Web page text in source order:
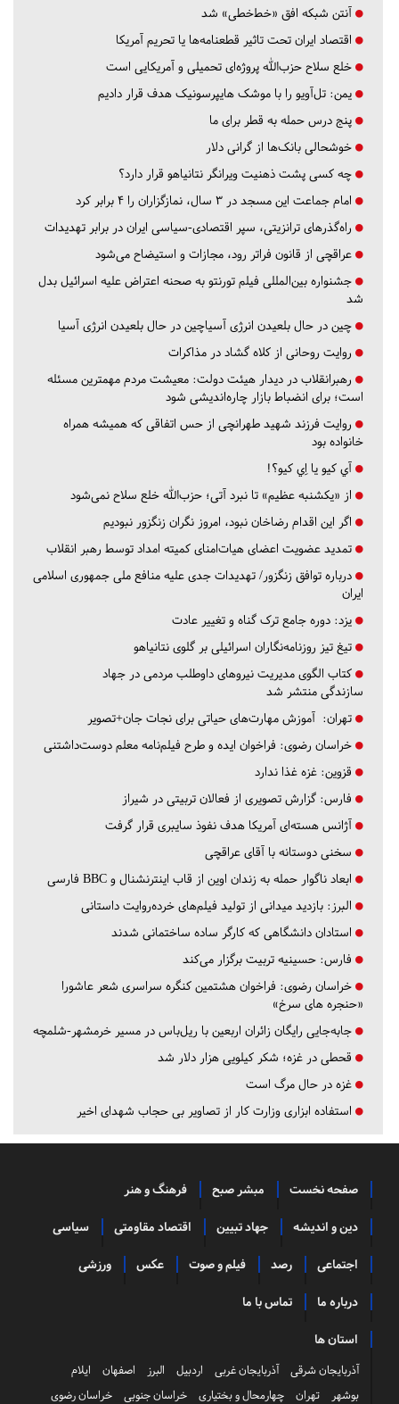
آنتن شبکه افق «خط‌خطی» شد
اقتصاد ایران تحت تاثیر قطعنامه‌ها یا تحریم‌ آمریکا
خلع سلاح حزب‌الله پروژه‌ای تحمیلی و آمریکایی است
یمن: تل‌آویو را با موشک هایپرسونیک هدف قرار دادیم
پنج درس‌ حمله به قطر برای ما
خوشحالی بانک‌ها از گرانی دلار
چه کسی پشت ذهنیت ویرانگر نتانیاهو قرار دارد؟
امام جماعت این مسجد در ۳ سال، نمازگزاران را ۴ برابر کرد
راه‌گذرهای ترانزیتی، سپر اقتصادی-سیاسی ایران در برابر تهدیدات
عراقچی از قانون فراتر رود، مجازات و استیضاح می‌شود
جشنواره بین‌المللی فیلم تورنتو به صحنه اعتراض علیه اسرائیل بدل
شد
چین در حال بلعیدن انرژی آسیاچین در حال بلعیدن انرژی آسیا
روایت روحانی از کلاه گشاد در مذاکرات
رهبرانقلاب در دیدار هیئت دولت: معیشت مردم مهمترین مسئله
است؛ برای انضباط بازار چاره‌اندیشی شود
روایت فرزند شهید طهرانچی از حس اتفاقی که همیشه همراه
خانواده بود
آي كيو يا اِي كيو؟!
از «یکشنبه عظیم» تا نبرد آتی؛ حزب‌الله خلع سلاح نمی‌شود
اگر این اقدام رضاخان نبود، امروز نگران زنگزور نبودیم
تمدید عضویت اعضای هیات‌امنای کمیته امداد توسط رهبر انقلاب
درباره توافق زنگزور/ تهدیدات جدی علیه منافع ملی جمهوری اسلامی
ایران
یزد: دوره جامع ترک گناه و تغییر عادت
تیغ تیز روزنامه‌نگاران اسرائیلی بر گلوی نتانیاهو
کتاب الگوی مدیریت نیروهای داوطلب مردمی در جهاد
سازندگی منتشر شد
تهران: آموزش مهارت‌های حیاتی برای نجات جان+تصویر
خراسان رضوی: فراخوان ایده و طرح فیلم‌نامه معلم دوست‌داشتنی
قزوین: غزه غذا ندارد
فارس: گزارش تصویری از فعالان تربیتی در شیراز
آژانس هسته‌ای آمریکا هدف نفوذ سایبری قرار گرفت
سخنی دوستانه با آقای عراقچی
ابعاد ناگوار حمله به زندان اوین از قاب اینترنشنال و BBC فارسی
البرز: بازدید میدانی از تولید فیلم‌های خرده‌روایت داستانی
استادان دانشگاهی که کارگر ساده ساختمانی شدند
فارس: حسینیه تربیت برگزار می‌کند
خراسان رضوی: فراخوان هشتمین کنگره سراسری شعر عاشورا
«حنجره های سرخ»
جابه‌جایی رایگان زائران اربعین با ریل‌باس در مسیر خرمشهر-شلمچه
قحطی در غزه؛ شکر کیلویی هزار دلار شد
غزه در حال مرگ است
استفاده ابزاری وزارت کار از تصاویر بی حجاب شهدای اخیر
صفحه نخست مبشر صبح فرهنگ و هنر
دین و اندیشه جهاد تبیین اقتصاد مقاومتی سیاسی
اجتماعی رصد فیلم و صوت عکس ورزشی
درباره ما تماس با ما
استان ها
آذربایجان شرقی آذربایجان غربی اردبیل البرز اصفهان
ایلام
بوشهر
تهران چهارمحال و بختیاری خراسان جنوبی خراسان رضوی